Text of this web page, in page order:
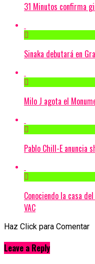
31 Minutos confirma
Sinaka debutará en
Milo J agota el
Pablo Chill-E anuncia
Conociendo la casa
VAC
Haz Click para Comentar
Leave a Reply